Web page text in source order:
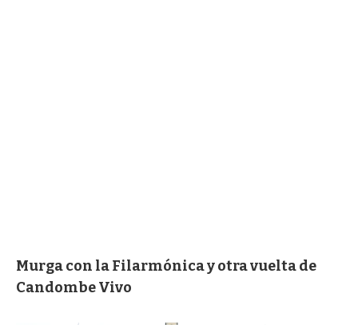
Murga con la Filarmónica y otra vuelta de
Candombe Vivo